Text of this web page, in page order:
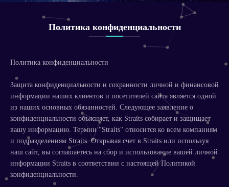
Политика конфиденциальности
Политика конфиденциальности
Защита конфиденциальности и сохранности личной и финансовой
информации наших клиентов и посетителей сайта является одной
из наших основных обязанностей. Следующее заявление о
конфиденциальности объясняет, как Straits собирает и защищает
вашу информацию. Термин "Straits" относится ко всем компаниям
и подразделениям Straits. Открывая счет в Straits или используя
наш сайт, вы соглашаетесь на сбор и использование вашей личной
информации Straits в соответствии с настоящей Политикой
конфиденциальности.